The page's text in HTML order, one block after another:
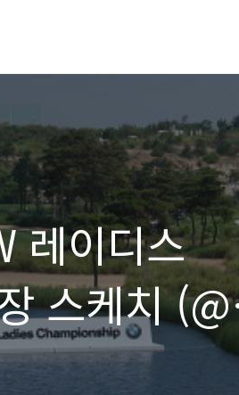
레이디스
스케치 (@
윤 선수)